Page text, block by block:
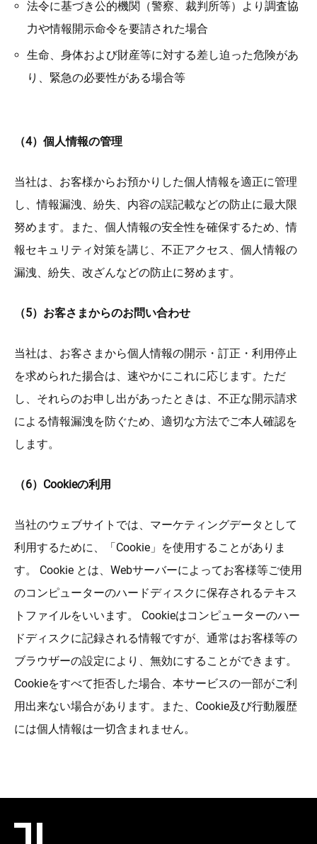
法令に基づき公的機関（警察、裁判所等）より調査協
力や情報開示命令を要請された場合
生命、身体および財産等に対する差し迫った危険があ
り、緊急の必要性がある場合等
（4）個人情報の管理
当社は、お客様からお預かりした個人情報を適正に管理
し、情報漏洩、紛失、内容の誤記載などの防止に最大限
努めます。また、個人情報の安全性を確保するため、情
報セキュリティ対策を講じ、不正アクセス、個人情報の
漏洩、紛失、改ざんなどの防止に努めます。
（5）お客さまからのお問い合わせ
当社は、お客さまから個人情報の開示・訂正・利用停止
を求められた揚合は、速やかにこれに応じます。ただ
し、それらのお申し出があったときは、不正な開示請求
による情報漏洩を防ぐため、適切な方法でご本人確認を
します。
（6）Cookieの利用
当社のウェブサイトでは、マーケティングデータとして
利用するために、「Cookie」を使用することがありま
す。 Cookie とは、Webサーバーによってお客様等ご使用
のコンピューターのハードディスクに保存されるテキス
トファイルをいいます。 Cookieはコンピューターのハー
ドディスクに記録される情報ですが、通常はお客様等の
ブラウザーの設定により、無効にすることができます。
Cookieをすべて拒否した場合、本サービスの一部がご利
用出来ない場合があります。また、Cookie及び行動履歴
には個人情報は一切含まれません。